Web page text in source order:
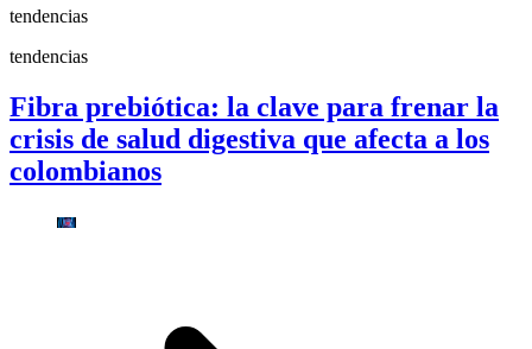
tendencias
tendencias
Fibra prebiótica: la clave para frenar la
crisis de salud digestiva que afecta a los
colombianos